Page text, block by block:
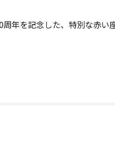
年を記念した、特別な赤い